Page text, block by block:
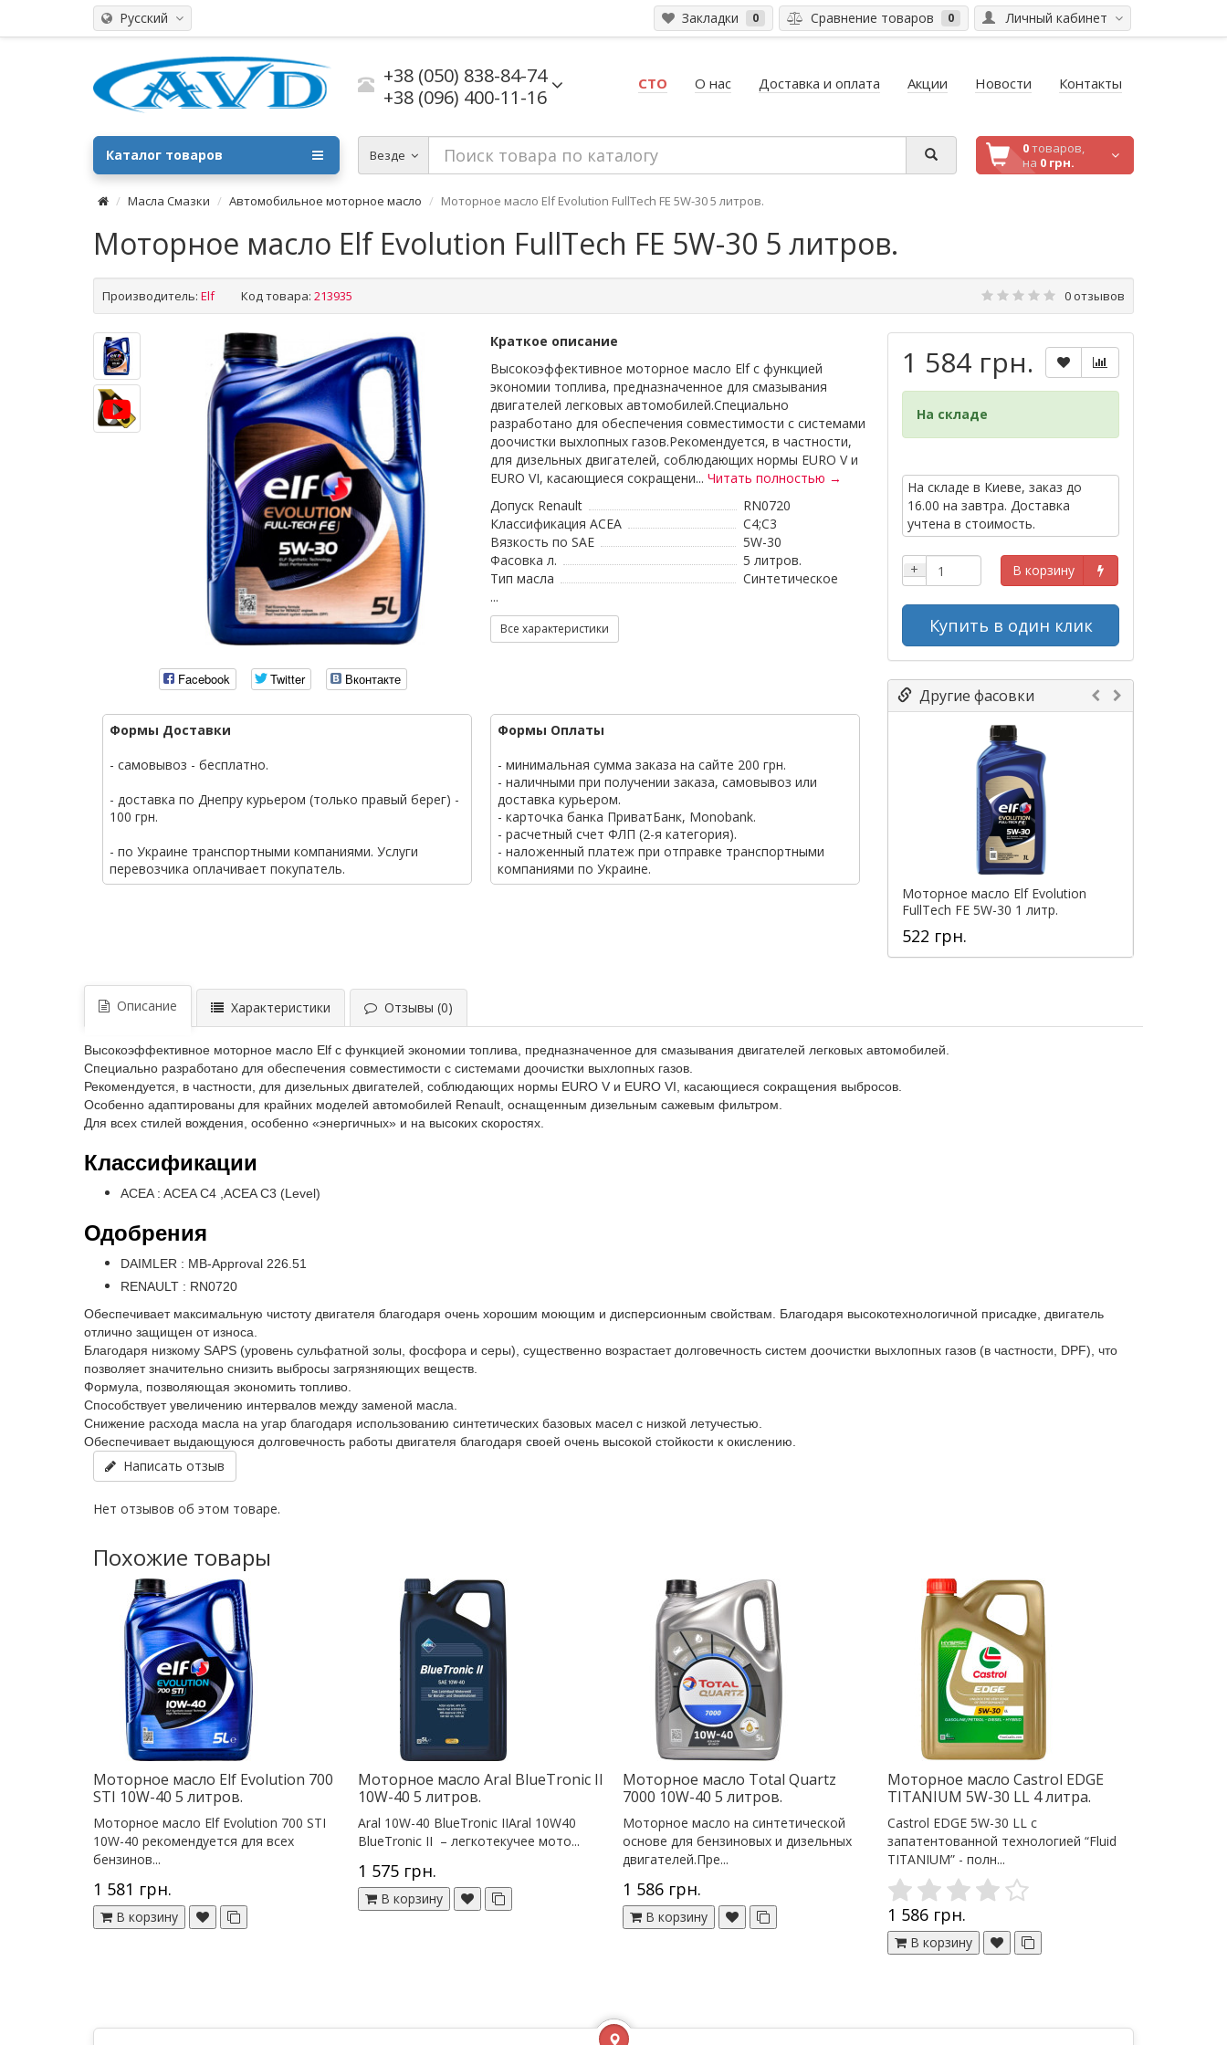
Русский Личный кабинет
Закладки 0 Сравнение товаров 0
+38 (050) 838-84-74
+38 (096) 400-11-16
СТО О нас Доставка и оплата Акции Новости Контакты
Везде 0товаров,
на 0 грн.
Каталог товаров
Масла Смазки Автомобильное моторное масло Моторное масло Elf Evolution FullTech FE 5W-30 5 литров.
Моторное масло Elf Evolution FullTech FE 5W-30 5 литров.
Производитель: Elf Код товара: 213935 0 отзывов
Facebook Twitter Вконтакте
Краткое описание
Высокоэффективное моторное масло Elf с функцией
экономии топлива, предназначенное для смазывания
двигателей легковых автомобилей.Специально
разработано для обеспечения совместимости с системами
доочистки выхлопных газов.Рекомендуется, в частности,
для дизельных двигателей, соблюдающих нормы EURO V и
EURO VI, касающиеся сокращени... Читать полностью →
Допуск Renault
RN0720
Классификация ACEA
C4;C3
Вязкость по SAE
5W-30
Фасовка л.
5 литров.
Тип масла
Синтетическое
...
Все характеристики
Формы Доставки
- самовывоз - бесплатно.
- доставка по Днепру курьером (только правый берег) -
100 грн.
- по Украине транспортными компаниями. Услуги
перевозчика оплачивает покупатель.
Формы Оплаты
- минимальная сумма заказа на сайте 200 грн.
- наличными при получении заказа, самовывоз или
доставка курьером.
- карточка банка ПриватБанк, Monobank.
- расчетный счет ФЛП (2-я категория).
- наложенный платеж при отправке транспортными
компаниями по Украине.
1 584 грн.
На складе
На складе в Киеве, заказ до
16.00 на завтра. Доставка
учтена в стоимость.
+ В корзину
Купить в один клик
Другие фасовки
Моторное масло Elf Evolution
FullTech FE 5W-30 1 литр.
522 грн.
Описание Характеристики Отзывы (0)
Высокоэффективное моторное масло Elf с функцией экономии топлива, предназначенное для смазывания двигателей легковых автомобилей.
Специально разработано для обеспечения совместимости с системами доочистки выхлопных газов.
Рекомендуется, в частности, для дизельных двигателей, соблюдающих нормы EURO V и EURO VI, касающиеся сокращения выбросов.
Особенно адаптированы для крайних моделей автомобилей Renault, оснащенным дизельным сажевым фильтром.
Для всех стилей вождения, особенно «энергичных» и на высоких скоростях.
Классификации
ACEA : ACEA C4 ,ACEA C3 (Level)
Одобрения
DAIMLER : MB-Approval 226.51
RENAULT : RN0720
Обеспечивает максимальную чистоту двигателя благодаря очень хорошим моющим и дисперсионным свойствам. Благодаря высокотехнологичной присадке, двигатель
отлично защищен от износа.
Благодаря низкому SAPS (уровень сульфатной золы, фосфора и серы), существенно возрастает долговечность систем доочистки выхлопных газов (в частности, DPF), что
позволяет значительно снизить выбросы загрязняющих веществ.
Формула, позволяющая экономить топливо.
Способствует увеличению интервалов между заменой масла.
Снижение расхода масла на угар благодаря использованию синтетических базовых масел с низкой летучестью.
Обеспечивает выдающуюся долговечность работы двигателя благодаря своей очень высокой стойкости к окислению.
Написать отзыв
Нет отзывов об этом товаре.
Похожие товары
Моторное масло Elf Evolution 700
STI 10W-40 5 литров.
Моторное масло Elf Evolution 700 STI
10W-40 рекомендуется для всех
бензинов...
1 581 грн.
В корзину
Моторное масло Aral BlueTronic II
10W-40 5 литров.
Aral 10W-40 BlueTronic IIAral 10W40
BlueTronic II – легкотекучее мото...
1 575 грн.
В корзину
Моторное масло Total Quartz
7000 10W-40 5 литров.
Моторное масло на синтетической
основе для бензиновых и дизельных
двигателей.Пре...
1 586 грн.
В корзину
Моторное масло Castrol EDGE
TITANIUM 5W-30 LL 4 литра.
Castrol EDGE 5W-30 LL с
запатентованной технологией “Fluid
TITANIUM” - полн...
1 586 грн.
В корзину